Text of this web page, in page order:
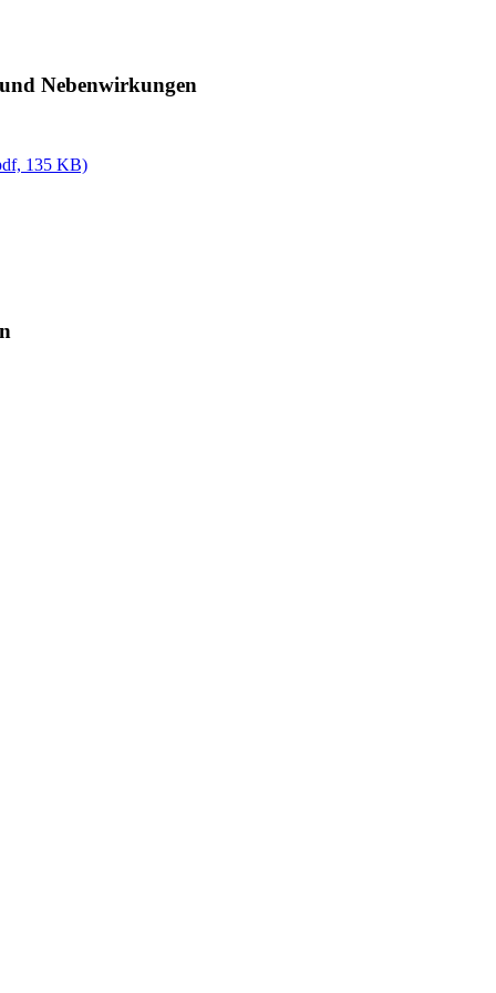
Nebenwirkungen
135 KB)